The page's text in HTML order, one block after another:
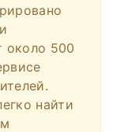
около 500
найти